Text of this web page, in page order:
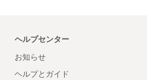
ヘルプセンター
お知らせ
ヘルプとガイド